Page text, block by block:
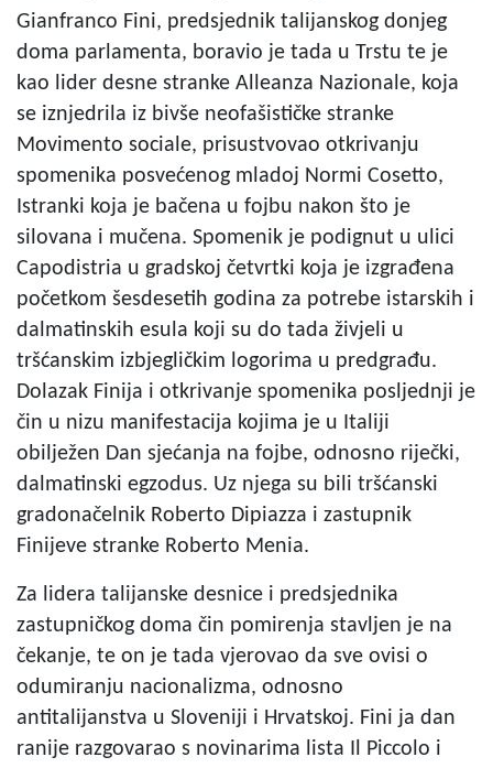
Gianfranco Fini, predsjednik talijanskog donjeg
doma parlamenta, boravio je tada u Trstu te je
kao lider desne stranke Alleanza Nazionale, koja
se iznjedrila iz bivše neofašističke stranke
Movimento sociale, prisustvovao otkrivanju
spomenika posvećenog mladoj Normi Cosetto,
Istranki koja je bačena u fojbu nakon što je
silovana i mučena. Spomenik je podignut u ulici
Capodistria u gradskoj četvrtki koja je izgrađena
početkom šesdesetih godina za potrebe istarskih i
dalmatinskih esula koji su do tada živjeli u
tršćanskim izbjegličkim logorima u predgrađu.
Dolazak Finija i otkrivanje spomenika posljednji je
čin u nizu manifestacija kojima je u Italiji
obilježen Dan sjećanja na fojbe, odnosno riječki,
dalmatinski egzodus. Uz njega su bili tršćanski
gradonačelnik Roberto Dipiazza i zastupnik
Finijeve stranke Roberto Menia.
Za lidera talijanske desnice i predsjednika
zastupničkog doma čin pomirenja stavljen je na
čekanje, te on je tada vjerovao da sve ovisi o
odumiranju nacionalizma, odnosno
antitalijanstva u Sloveniji i Hrvatskoj. Fini ja dan
ranije razgovarao s novinarima lista Il Piccolo i